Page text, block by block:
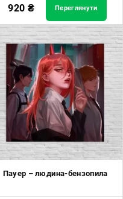
Розмір: 40x60 Ціна: 920 грн
Розмір: 60x90 Ціна: 1650 грн
Розмір: 80x120 Ціна: 2050 грн
920 ₴ Переглянути
Пауер – людина-бензопила